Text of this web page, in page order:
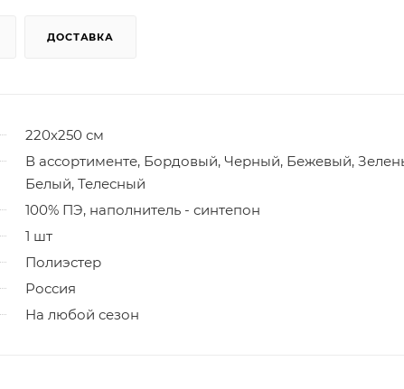
ДОСТАВКА
220х250 см
В ассортименте, Бордовый, Черный, Бежевый,
Белый, Телесный
100% ПЭ, наполнитель - синтепон
1 шт
Полиэстер
Россия
На любой сезон